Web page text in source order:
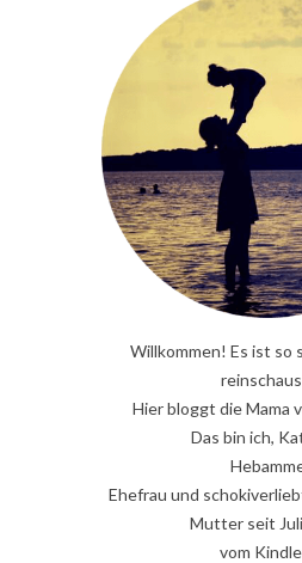
Willkommen! Es ist so
Hier bloggt die Mama
Das bin ich,
Ehefrau und
Mutter seit
vom